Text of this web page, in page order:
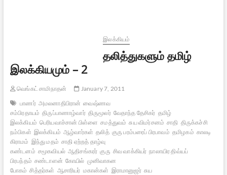
இலக்கியம்
தலித்துகளும் தமிழ்
இலக்கியமும் – 2
வெங்கட் சாமிநாதன்
January 7, 2011
பாணர் அமலனாதிபிரான் வைஷ்ணவ
சம்பிரதாயம் திருப்பாணாழ்வார் திருமூலர் வேதாந்த தேசிகர் தமிழ்
இலக்கியம் பெரியவாச்சான் பிள்ளை சமத்துவம் சுய விமர்சனம் சாதி திருக்கச்சி
நம்பிகள் இலக்கியம் ஆழ்வார்கள் தலித் குரு பரம்பரைப் பிரபாவம் தமிழகம் காலடி
கிராமம் இந்து மதம் சாதி ஏற்றத் தாழ்வு
கண்டனம் சமூகவியல் ஆதிசங்கரர் குரு சிவ வாக்கியர் நாலாயிர திவ்யப்
பிரபந்தம் சண்டாளன் கோயில் முனிவாகன
போகம் சித்தர்கள் ஆசாரியர் மகான்கள் இராமானுஜர் சுய